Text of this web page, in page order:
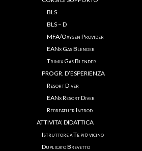
BLS
BLS – D
MFA/Oxygen Provider
EANx Gas Blender
Trimix Gas Blender
PROGR. D’ESPERIENZA
Resort Diver
EANx Resort Diver
Rebreather Introd
ATTIVITA’ DIDATTICA
Istruttore a Te più vicino
Duplicato Brevetto